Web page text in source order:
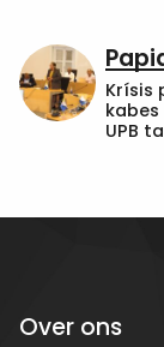
Krísis
UPB
Over ons